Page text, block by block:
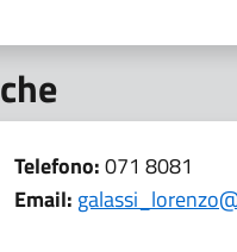
Telefono:071 8081
Email: